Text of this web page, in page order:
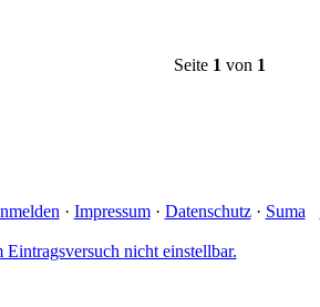
Seite 1 von 1
· Impressum· Datenschutz· Suma